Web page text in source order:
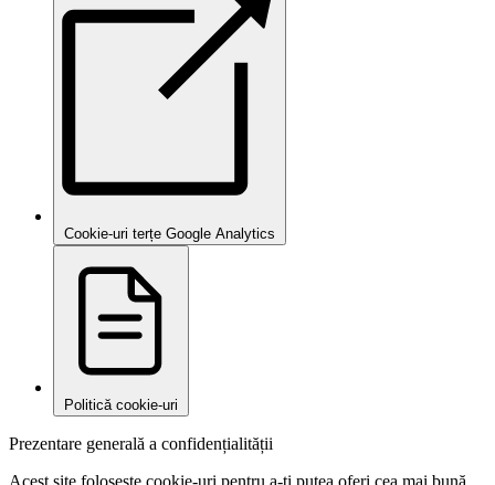
Cookie-uri terțe Google Analytics
Politică cookie-uri
Prezentare generală a confidențialității